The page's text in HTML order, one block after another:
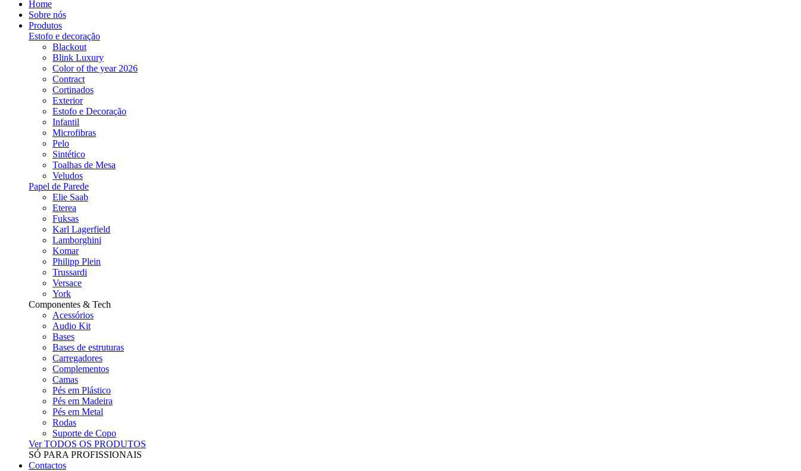
Home
Sobre nós
Produtos
Estofo e decoração
Blackout
Blink Luxury
Color of the year 2026
Contract
Cortinados
Exterior
Estofo e Decoração
Infantil
Microfibras
Pelo
Sintético
Toalhas de Mesa
Veludos
Papel de Parede
Elie Saab
Eterea
Fuksas
Karl Lagerfield
Lamborghini
Komar
Philipp Plein
Trussardi
Versace
York
Componentes & Tech
Acessórios
Audio Kit
Bases
Bases de estruturas
Carregadores
Complementos
Camas
Pés em Plástico
Pés em Madeira
Pés em Metal
Rodas
Suporte de Copo
Ver TODOS OS PRODUTOS
SÓ PARA PROFISSIONAIS
Contactos